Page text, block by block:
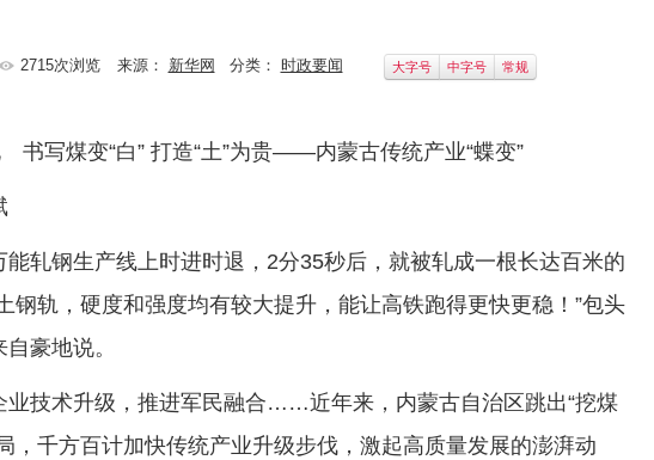
2715次浏览 来源： 新华网 分类： 时政要闻 大字号 中字号 常规
写煤变“白” 打造“土”为贵——内蒙古传统产业“蝶变”
轧钢生产线上时进时退，2分35秒后，就被轧成一根长达百米的
钢轨，硬度和强度均有较大提升，能让高铁跑得更快更稳！”包头
豪地说。
业技术升级，推进军民融合……近年来，内蒙古自治区跳出“挖煤
，千方百计加快传统产业升级步伐，激起高质量发展的澎湃动